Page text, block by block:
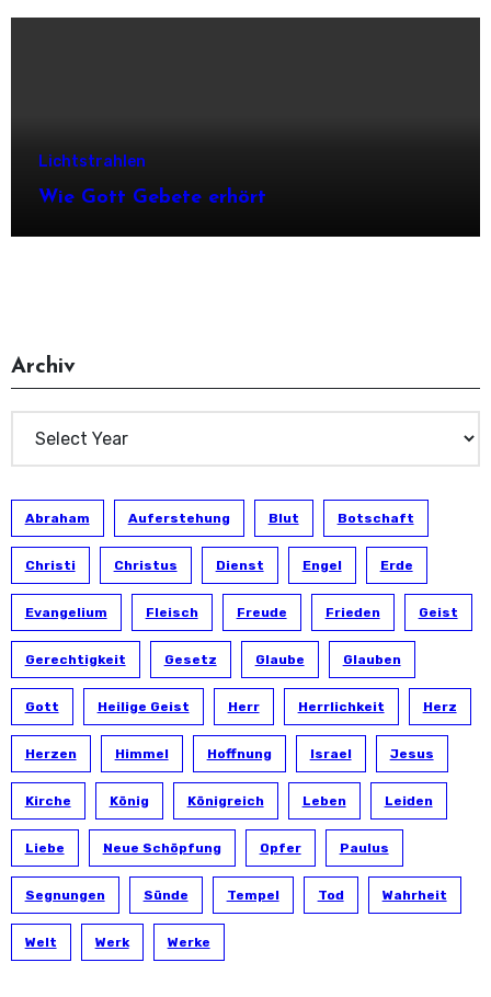
Lichtstrahlen
Wie Gott Gebete erhört
Archiv
Abraham Auferstehung Blut Botschaft
Christi Christus Dienst Engel Erde
Evangelium Fleisch Freude Frieden Geist
Gerechtigkeit Gesetz Glaube Glauben
Gott Heilige Geist Herr Herrlichkeit Herz
Herzen Himmel Hoffnung Israel Jesus
Kirche König Königreich Leben Leiden
Liebe Neue Schöpfung Opfer Paulus
Segnungen Sünde Tempel Tod Wahrheit
Welt Werk Werke